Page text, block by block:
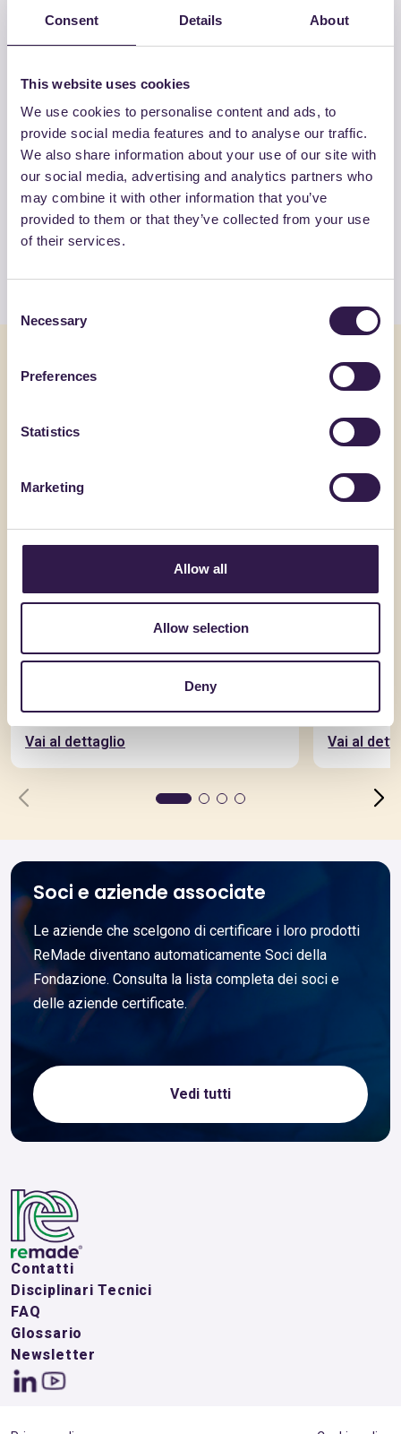
Consent Details About
This website uses cookies
We use cookies to personalise content and ads, to
provide social media features and to analyse our traffic.
We also share information about your use of our site with
our social media, advertising and analytics partners who
may combine it with other information that you’ve
provided to them or that they’ve collected from your use
of their services.
Selection
Necessary
Preferences
Statistics
Marketing
Allow all
Allow selection
Deny
Certificato Scarica
ALTRI PRODOTTI
Guarda la lista completa dei prodotti
certificati di COLMEF SRL
BARBIFLEX SRL
BL BIANCO TF L1-L2 GRS
Vai al dettaglio
Isolamento
BARBIFLEX
Vai al
Soci e aziende associate
Le aziende che scelgono di certificare i loro prodotti
ReMade diventano automaticamente Soci della
Fondazione. Consulta la lista completa dei soci e
delle aziende certificate.
Vedi tutti
Contatti
Disciplinari Tecnici
FAQ
Glossario
Newsletter